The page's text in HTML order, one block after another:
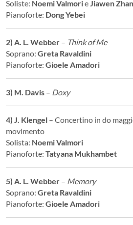
Soliste: Noemi Valmorie Jiawen
Pianoforte: Dong Yebei
2) A. L. Webber – Think of Me
Soprano: Greta Ravaldini
Pianoforte: Gioele Amadori
3) M. Davis – Doxy
4) J. Klengel – Concertino in do
movimento
Solista: Noemi Valmori
Pianoforte: Tatyana Mukhambet
5) A. L. Webber – Memory
Soprano: Greta Ravaldini
Pianoforte: Gioele Amadori